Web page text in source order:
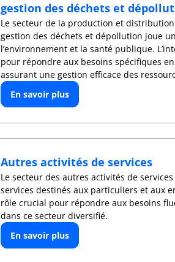
gestion des déchets et
Le secteur de la production et distribution
gestion des déchets et dépollution joue
l’environnement et la santé publique.
pour répondre aux besoins spécifiques
assurant une gestion efficace des
En savoir plus
Autres activités de services
Le secteur des autres activités de
services destinés aux particuliers et aux
rôle crucial pour répondre aux besoins
dans ce secteur diversifié.
En savoir plus